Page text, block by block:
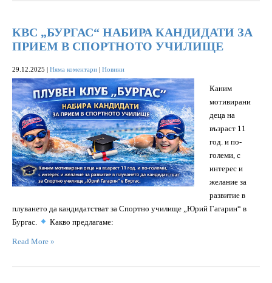
КВС „БУРГАС“ НАБИРА КАНДИДАТИ ЗА
ПРИЕМ В СПОРТНОТО УЧИЛИЩЕ
29.12.2025 | Няма коментари | Новини
Каним
мотивирани
деца на
възраст 11
год. и по-
големи, с
интерес и
желание за
развитие в
плуването да кандидатстват за Спортно училище „Юрий Гагарин“ в
Бургас.
Какво предлагаме:
Read More »